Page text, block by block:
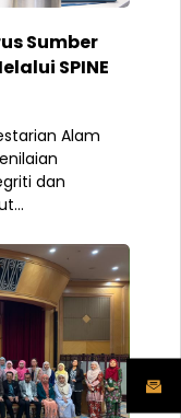
Sumber
SPINE
Alam
dan